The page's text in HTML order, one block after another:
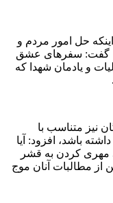
حل امور مردم و
گفت: سفرهای عشق
و یادمان شهدا که
نیز متناسب با
باشد، افزود: آیا
مهری کردن به قشر
مطالبات آنان موج